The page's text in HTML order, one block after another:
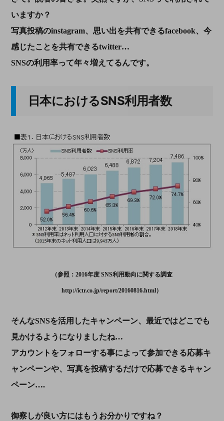
いますか？
写真投稿のinstagram、思い出を共有できるfacebook、今
感じたことを共有できるtwitter…
SNSの利用率って年々増えてるんです。
日本におけるSNS利用者数
（参照：2016年度 SNS利用動向に関する調査
http://ictr.co.jp/report/20160816.html）
そんなSNSを活用したキャンペーン、最近ではどこでも
見かけるようになりましたね…
アカウントをフォローする事によって参加できる応募キ
ャンペーンや、写真を投稿するだけで応募できるキャン
ペーン….
御察しが良い方にはもうお分かりですね？